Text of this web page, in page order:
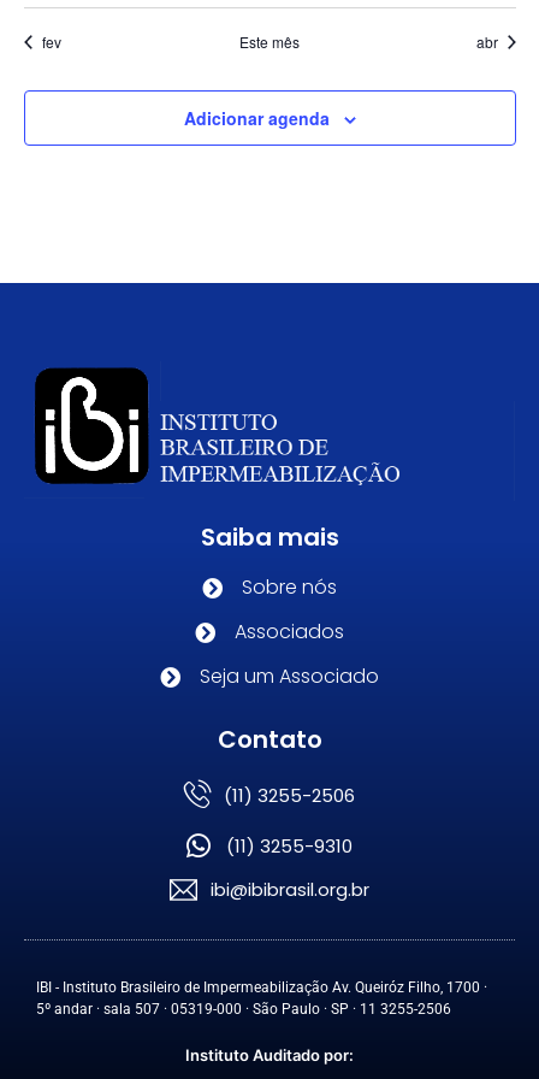
fev Este mês abr
Adicionar agenda
Saiba mais
Sobre nós
Associados
Seja um Associado
Contato
(11) 3255-2506
(11) 3255-9310
ibi@ibibrasil.org.br
IBI - Instituto Brasileiro de Impermeabilização Av. Queiróz Filho, 1700 ·
5º andar · sala 507 · 05319-000 · São Paulo · SP · 11 3255-2506
Instituto Auditado por: